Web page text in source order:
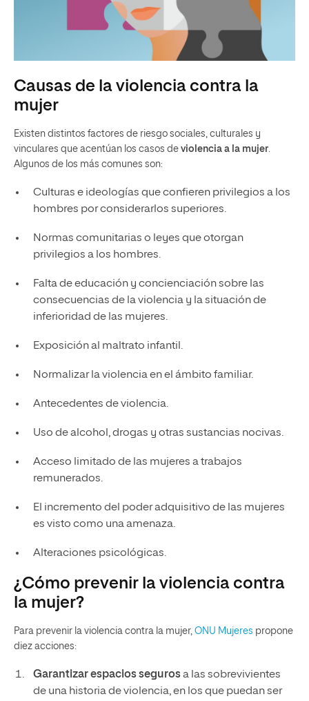
Causas de la violencia contra la
mujer
Existen distintos factores de riesgo sociales, culturales y
vinculares que acentúan los casos de violencia a la mujer.
Algunos de los más comunes son:
Culturas e ideologías que confieren privilegios a los
hombres por considerarlos superiores.
Normas comunitarias o leyes que otorgan
privilegios a los hombres.
Falta de educación y concienciación sobre las
consecuencias de la violencia y la situación de
inferioridad de las mujeres.
Exposición al maltrato infantil.
Normalizar la violencia en el ámbito familiar.
Antecedentes de violencia.
Uso de alcohol, drogas y otras sustancias nocivas.
Acceso limitado de las mujeres a trabajos
remunerados.
El incremento del poder adquisitivo de las mujeres
es visto como una amenaza.
Alteraciones psicológicas.
¿Cómo prevenir la violencia contra
la mujer?
Para prevenir la violencia contra la mujer, ONU Mujeres propone
diez acciones:
Garantizar espacios segurosa las sobrevivientes
de una historia de violencia, en los que puedan ser